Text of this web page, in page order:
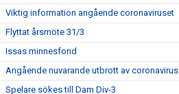
Viktig information angående coronaviruset
Flyttat årsmöte 31/3
Issas minnesfond
Angående nuvarande utbrott av coronavirus
Spelare sökes till Dam Div-3